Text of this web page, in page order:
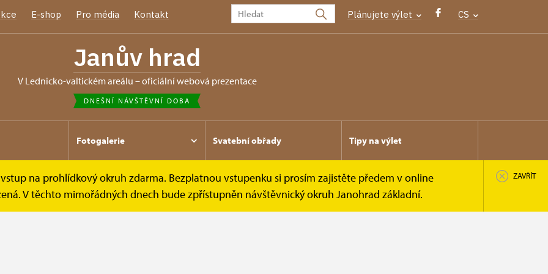
E-shop Pro média Kontakt Plánujete výlet CS
Janův hrad
v Lednicko-valtickém areálu – oficiální webová prezentace
DNEŠNÍ NÁVŠTĚVNÍ DOBA
Fotogalerie Svatební obřady Tipy na výlet
na prohlídkový okruh zdarma. Bezplatnou vstupenku si prosím zajistěte předem v online
V těchto mimořádných dnech bude zpřístupněn návštěvnický okruh Janohrad základní.
ZAVŘÍT
Návštěvní doba